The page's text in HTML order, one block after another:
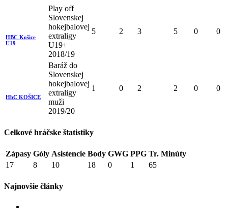
HBC Košice
U19
Play off
Slovenskej
hokejbalovej
extraligy
U19+
2018/19
5 2 3 5 0 0
HbC KOŠICE
Baráž do
Slovenskej
hokejbalovej
extraligy
muži
2019/20
1 0 2 2 0 0
Celkové hráčske štatistiky
Zápasy Góly Asistencie Body GWG PPG Tr. Minúty
17
8 10 18 0 1 65
Najnovšie články